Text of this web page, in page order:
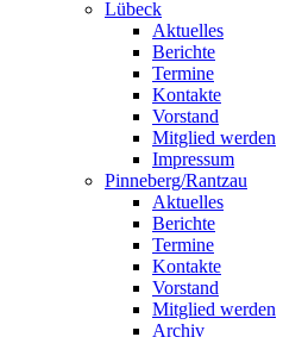
Lübeck
Aktuelles
Berichte
Termine
Kontakte
Vorstand
Mitglied werden
Impressum
Pinneberg/Rantzau
Aktuelles
Berichte
Termine
Kontakte
Vorstand
Mitglied werden
Archiv